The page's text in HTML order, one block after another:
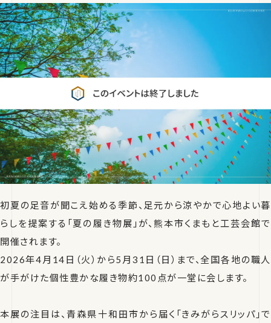
初夏の足音が聞こえ始める季節、足元から涼やかで心地よい暮
らしを提案する「夏の履き物展」が、熊本市くまもと工芸会館で
開催されます。
2026年4月14日（火）から5月31日（日）まで、全国各地の職人
が手がけた個性豊かな履き物約100点が一堂に会します。
本展の注目は、青森県十和田市から届く「きみがらスリッパ」で